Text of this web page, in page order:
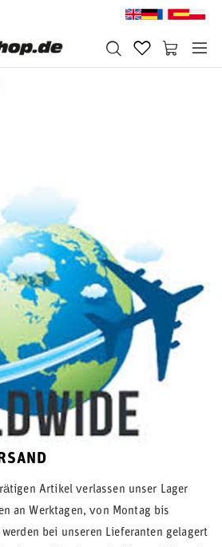
Artikel verlassen unser Lager
an Werktagen, von Montag bis
bei unseren Lieferanten gelagert